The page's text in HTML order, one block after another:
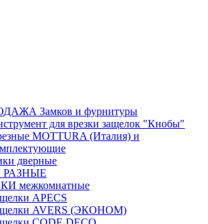
Замков и фурнитуры
для врезки защелок "Кнобы"
MOTTURA (Италия) и
дверные
межкомнатные
APECS
AVERS (ЭКОНОМ)